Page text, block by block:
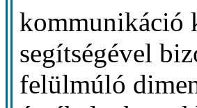
kommunikáció
segítségével
felülmúló